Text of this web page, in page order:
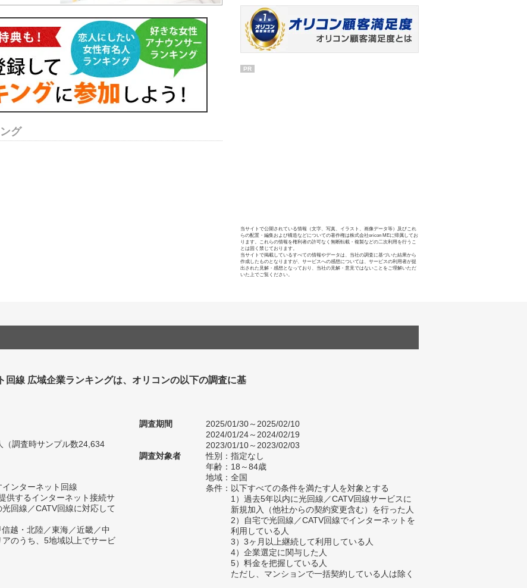
グ
PR
当サイトで公開されている情報（文字、写真、イラスト、画像データ等）及びこれ
らの配置・編集および構造などについての著作権は株式会社oricon MEに帰属してお
ります。これらの情報を権利者の許可なく無断転載・複製などの二次利用を行うこ
とは固く禁じております。
当サイトで掲載しているすべての情報やデータは、当社の調査に基づいた結果から
作成したものとなりますが、サービスへの感想については、サービスの利用者が提
出された見解・感想となっており、当社の見解・意見ではないことをご理解いただ
いた上でご覧ください。
回線 広域企業ランキングは、オリコンの以下の調査に基
（調査時サンプル数24,634
ンターネット回線
供するインターネット接続サ
回線／CATV回線に対応して
越・北陸／東海／近畿／中
のうち、5地域以上でサービ
調査期間
2025/01/30～2025/02/10
2024/01/24～2024/02/19
2023/01/10～2023/02/03
調査対象者
性別：指定なし
年齢：18～84歳
地域：全国
条件：以下すべての条件を満たす人を対象とする
1）過去5年以内に光回線／CATV回線サービスに
新規加入（他社からの契約変更含む）を行った人
2）自宅で光回線／CATV回線でインターネットを
利用している人
3）3ヶ月以上継続して利用している人
4）企業選定に関与した人
5）料金を把握している人
ただし、マンションで一括契約している人は除く